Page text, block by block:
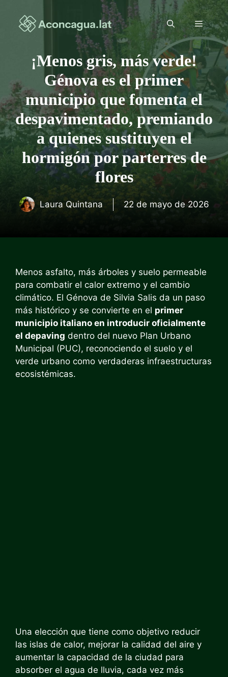
contenido
Menú
¡Menos gris, más verde!
Génova es el primer
municipio que fomenta el
despavimentado, premiando
a quienes sustituyen el
hormigón por parterres de
flores
Laura Quintana 22 de mayo de 2026
Menos asfalto, más árboles y suelo permeable
para combatir el calor extremo y el cambio
climático. El Génova de Silvia Salis da un paso
más histórico y se convierte en el primer
municipio italiano en introducir oficialmente
el depaving dentro del nuevo Plan Urbano
Municipal (PUC), reconociendo el suelo y el
verde urbano como verdaderas infraestructuras
ecosistémicas.
Una elección que tiene como objetivo reducir
las islas de calor, mejorar la calidad del aire y
aumentar la capacidad de la ciudad para
absorber el agua de lluvia, cada vez más